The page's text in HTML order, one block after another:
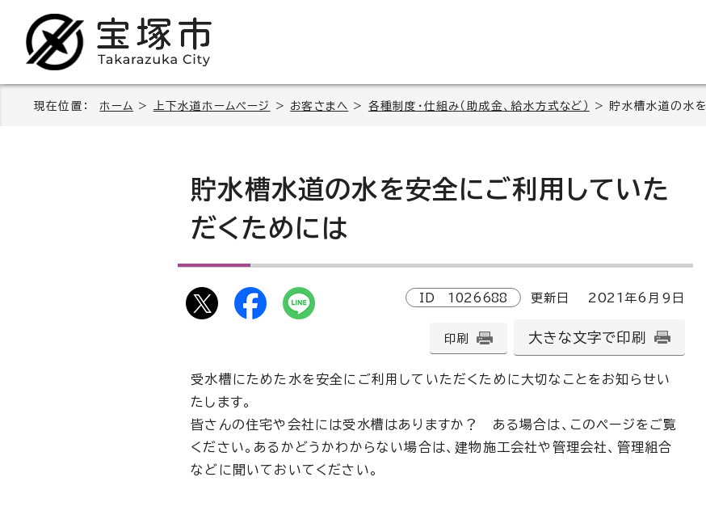
現在位置： ホーム > 上下水道ホームページ > お客さまへ > 各種制度・仕組み（助成金、給水方式など） > 貯水槽水道の水を
貯水槽水道の水を安全にご利用していた
だくためには
ID 1026688 更新日 2021 年6月9日
印刷 大きな文字で印刷
受水槽にためた水を安全にご利用していただくために大切なことをお知らせい
たします。
皆さんの住宅や会社には受水槽はありますか？ ある場合は、このページをご覧
ください。あるかどうかわからない場合は、建物施工会社や管理会社、管理組合
などに聞いておいてください。